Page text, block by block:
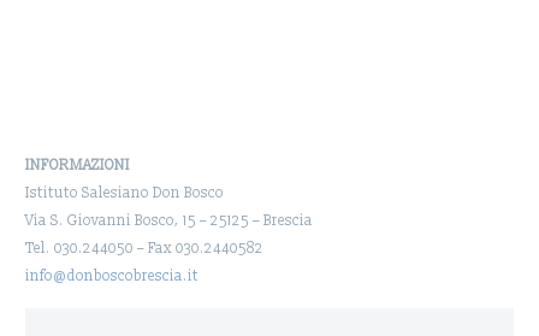
INFORMAZIONI
Istituto Salesiano Don Bosco
Via S. Giovanni Bosco, 15 – 25125 – Brescia
Tel. 030.244050 – Fax 030.2440582
info@donboscobrescia.it